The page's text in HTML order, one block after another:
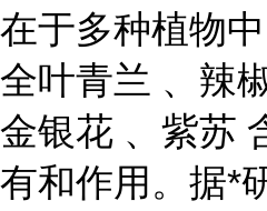
在于多种植物
全叶青兰 、辣
金银花 、紫苏
有和作用。据*